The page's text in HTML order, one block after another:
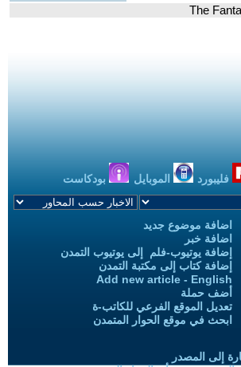
فليبورد الموبايل بودكاست
اضافة موضوع جديد
اضافة خبر
إضافة يوتيوب-فلم إلى يوتيوب التمدن
إضافة كتاب إلى مكتبة التمدن
Add new article - English
أضف حملة
تعديل الموقع الفرعي للكاتب-ة
ابحث في موقع الحوار المتمدن
إلى المصدر